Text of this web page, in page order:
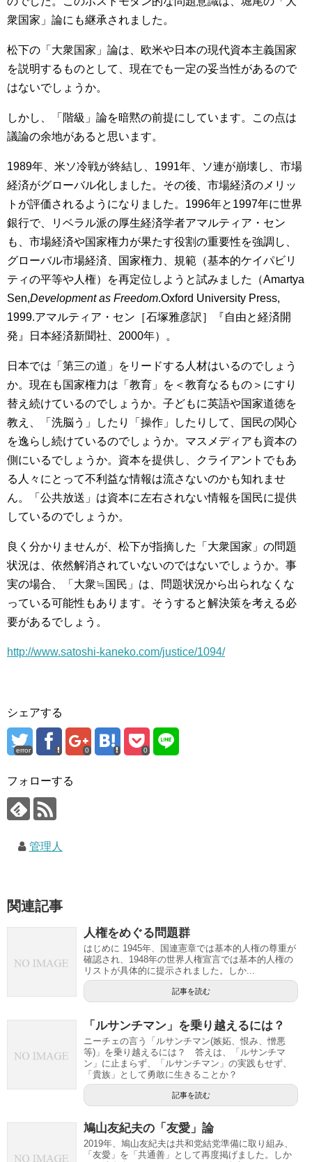
衆国家」論にも継承されました。
松下の「大衆国家」論は、欧米や日本の現代資本主義国家
を説明するものとして、現在でも一定の妥当性があるので
はないでしょうか。
しかし、「階級」論を暗黙の前提にしています。この点は
議論の余地があると思います。
1989年、米ソ冷戦が終結し、1991年、ソ連が崩壊し、市場
経済がグローバル化しました。その後、市場経済のメリッ
トが評価されるようになりました。1996年と1997年に世界
銀行で、リベラル派の厚生経済学者アマルティア・セン
も、市場経済や国家権力が果たす役割の重要性を強調し、
グローバル市場経済、国家権力、規範（基本的ケイパビリ
ティの平等や人権）を再定位しようと試みました（Amartya
Sen,Development as Freedom.Oxford University Press,
1999.アマルティア・セン［石塚雅彦訳］『自由と経済開
発』日本経済新聞社、2000年）。
日本では「第三の道」をリードする人材はいるのでしょう
か。現在も国家権力は「教育」を＜教育なるもの＞にすり
替え続けているのでしょうか。子どもに英語や国家道徳を
教え、「洗脳う」したり「操作」したりして、国民の関心
を逸らし続けているのでしょうか。マスメディアも資本の
側にいるでしょうか。資本を提供し、クライアントでもあ
る人々にとって不利益な情報は流さないのかも知れませ
ん。「公共放送」は資本に左右されない情報を国民に提供
しているのでしょうか。
良く分かりませんが、松下が指摘した「大衆国家」の問題
状況は、依然解消されていないのではないでしょうか。事
実の場合、「大衆≒国民」は、問題状況から出られなくな
っている可能性もあります。そうすると解決策を考える必
要があるでしょう。
http://www.satoshi-kaneko.com/justice/1094/
シェアする
error 0 0
フォローする
管理人
関連記事
人権をめぐる問題群
はじめに 1945年、国連憲章では基本的人権の尊重が
確認され、1948年の世界人権宣言では基本的人権の
リストが具体的に提示されました。しか...
記事を読む
「ルサンチマン」を乗り越えるには？
ニーチェの言う「ルサンチマン(嫉妬、恨み、憎悪
等)」を乗り越えるには？ 答えは、「ルサンチマ
ン」に止まらず、「ルサンチマン」の実践もせず、
「貴族」として勇敢に生きることか？
記事を読む
鳩山友紀夫の「友愛」論
2019年、鳩山友紀夫は共和党結党準備に取り組み、
「友愛」を「共通善」として再度掲げました。しか